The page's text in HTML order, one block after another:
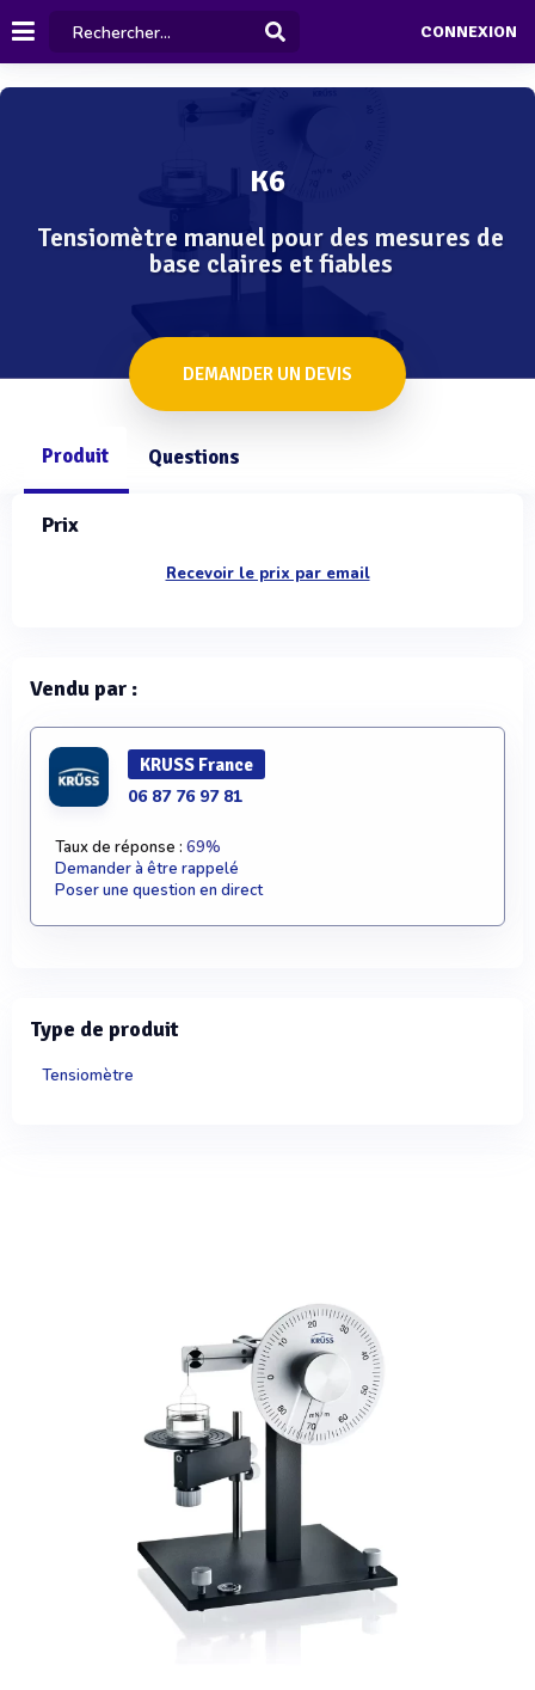
CONNEXION
K6
Tensiomètre manuel pour des mesures de
base claires et fiables
DEMANDER UN DEVIS
Produit Questions
Prix
Recevoir le prix par email
Vendu par :
KRUSS France
06 87 76 97 81
Taux de réponse : 69%
Demander à être rappelé
Poser une question en direct
Type de produit
Tensiomètre